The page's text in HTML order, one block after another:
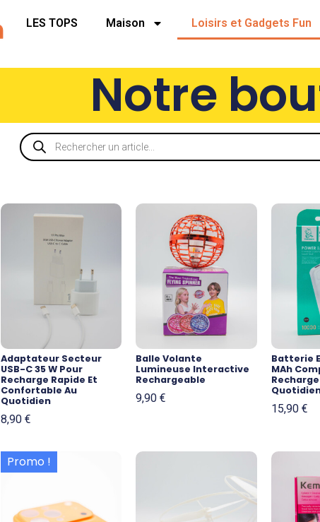
LES TOPS Maison Loisirs et Gadgets Fun
Notre
Adaptateur Secteur
USB-C 35 W Pour
Recharge Rapide Et
Confortable Au
Quotidien
8,90 €
Balle Volante
Lumineuse Interactive
Rechargeable
9,90€
Batterie
MAh
15,90 €
Promo !